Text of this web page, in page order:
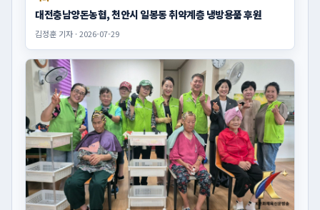
대전충남양돈농협, 천안시 일봉동 취약계층 냉방용품 후원
김정훈 기자 · 2026-07-29